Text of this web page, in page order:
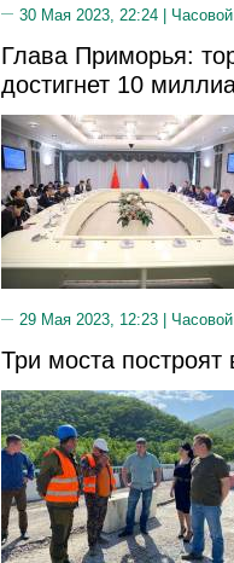
30 Мая 2023, 22:24 |
Глава Приморья:
достигнет 10
29 Мая 2023, 12:23 |
Три моста построят